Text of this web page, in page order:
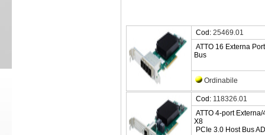
Cod: 25469.01
ATTO 16 Externa
Bus
Ordinabile
Cod: 118326.01
ATTO 4-port Externa/
X8
PCIe 3.0 Host Bus